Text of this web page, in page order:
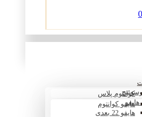
کوانتوم پلاس
هایفو کوانتوم
هایفو 22 بعدی